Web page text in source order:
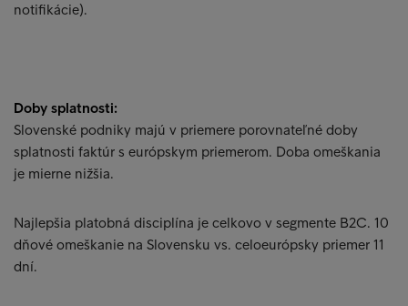
notifikácie).
Doby splatnosti:
Slovenské podniky majú v priemere porovnateľné doby
splatnosti faktúr s európskym priemerom. Doba omeškania
je mierne nižšia.
Najlepšia platobná disciplína je celkovo v segmente B2C. 10
dňové omeškanie na Slovensku vs. celoeurópsky priemer 11
dní.